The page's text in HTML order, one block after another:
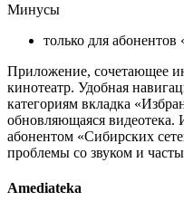
Минусы
только для
Приложение, сочетающее
кинотеатр. Удобная
категориям вкладка
обновляющаяся видеотека.
абонентом «Сибирских
проблемы со звуком и
Amediateka